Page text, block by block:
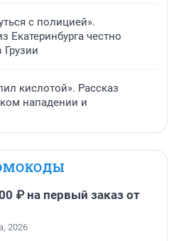
с полицией».
Екатеринбурга честно
Грузии
кислотой». Рассказ
нападении и
₽ на первый заказ от
2026